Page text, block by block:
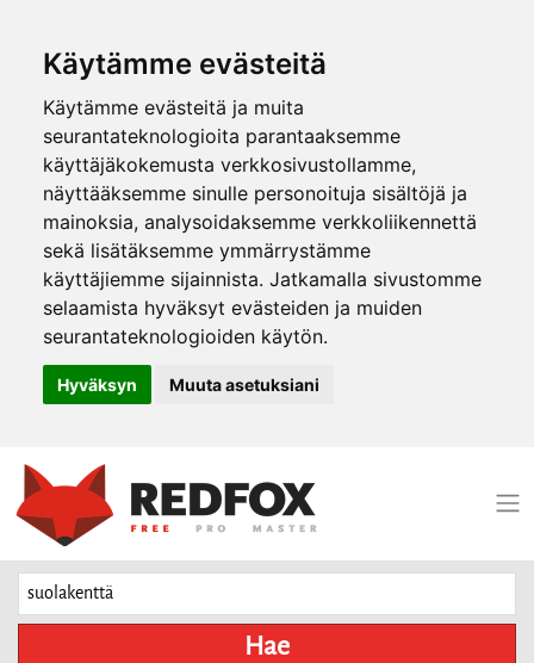
Käytämme evästeitä
Käytämme evästeitä ja muita
seurantateknologioita parantaaksemme
käyttäjäkokemusta verkkosivustollamme,
näyttääksemme sinulle personoituja sisältöjä ja
mainoksia, analysoidaksemme verkkoliikennettä
sekä lisätäksemme ymmärrystämme
käyttäjiemme sijainnista. Jatkamalla sivustomme
selaamista hyväksyt evästeiden ja muiden
seurantateknologioiden käytön.
Hyväksyn Muuta asetuksiani
Hae